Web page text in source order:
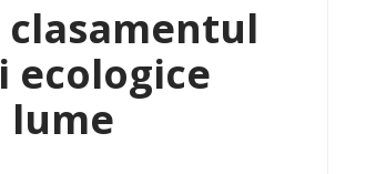
clasamentul
ecologice
lume